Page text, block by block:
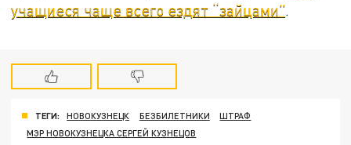
учащиеся чаще всего ездят “зайцами”.
ТЕГИ: НОВОКУЗНЕЦК БЕЗБИЛЕТНИКИ
ШТРАФ
МЭР НОВОКУЗНЕЦКА СЕРГЕЙ КУЗНЕЦОВ